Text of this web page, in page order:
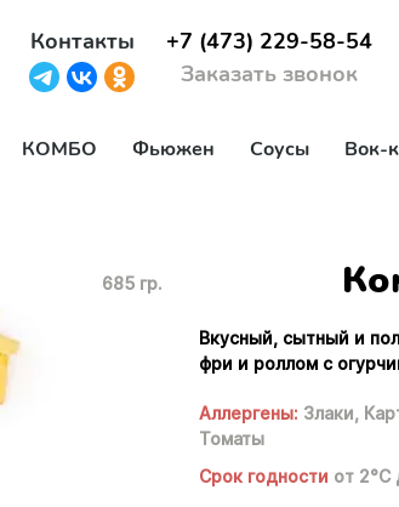
Контакты
+7 (473) 229-58-54
Заказать звонок
КОМБО Фьюжен Соусы Вок-
685 гр.
Вкусный, сытный и
фри и роллом с
Аллергены: Злаки,
Томаты
Срок годности от 2°С